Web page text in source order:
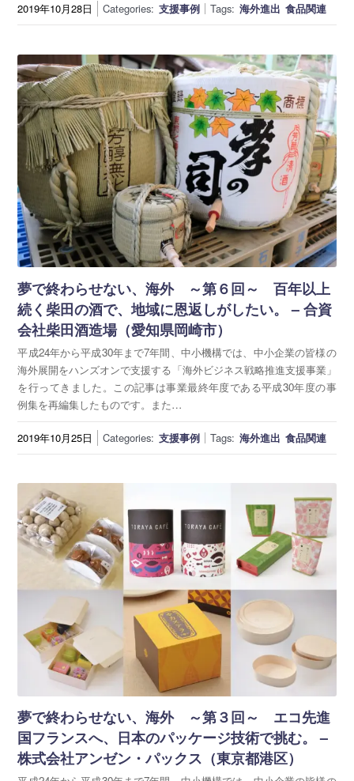
2019年10月28日 Categories: 支援事例 Tags: 海外進出 食品関連
夢で終わらせない、海外 ～第６回～ 百年以上
続く柴田の酒で、地域に恩返しがしたい。 – 合資
会社柴田酒造場（愛知県岡崎市）
平成24年から平成30年まで7年間、中小機構では、中小企業の皆様の
海外展開をハンズオンで支援する「海外ビジネス戦略推進支援事業」
を行ってきました。この記事は事業最終年度である平成30年度の事
例集を再編集したものです。また…
2019年10月25日 Categories: 支援事例 Tags: 海外進出 食品関連
夢で終わらせない、海外 ～第３回～ エコ先進
国フランスへ、日本のパッケージ技術で挑む。 –
株式会社アンゼン・パックス（東京都港区）